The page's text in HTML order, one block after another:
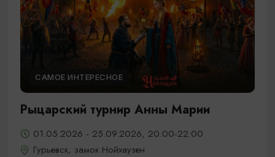
САМОЕ ИНТЕРЕСНОЕ
Рыцарский турнир Анны Марии
01.05.2026 - 25.09.2026, 20:00-22:00
Гурьевск, замок Нойхаузен